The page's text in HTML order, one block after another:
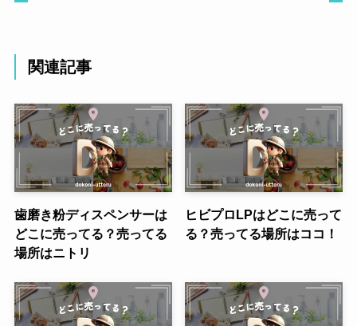
関連記事
歯磨き粉ディスペンサーは
どこに売ってる？売ってる
場所はニトリ
ヒビプロLPはどこに売って
る？売ってる場所はココ！